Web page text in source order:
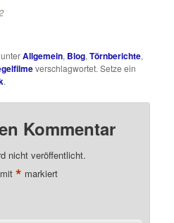
unterAllgemein, Blog,Törnberichte,
verschlagwortet. Setze ein
.
Kommentar
nicht veröffentlicht.
mit* markiert